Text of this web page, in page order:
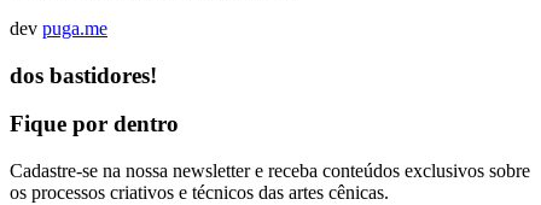
dev puga.me
dos bastidores!
Fique por dentro
Cadastre-se na nossa newsletter e receba conteúdos exclusivos sobre
os processos criativos e técnicos das artes cênicas.